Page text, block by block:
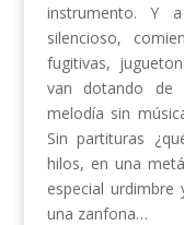
instrumento. Y
silencioso,
fugitivas,
van dotando de
melodía sin
Sin partituras
hilos, en una
especial
una zanfona…